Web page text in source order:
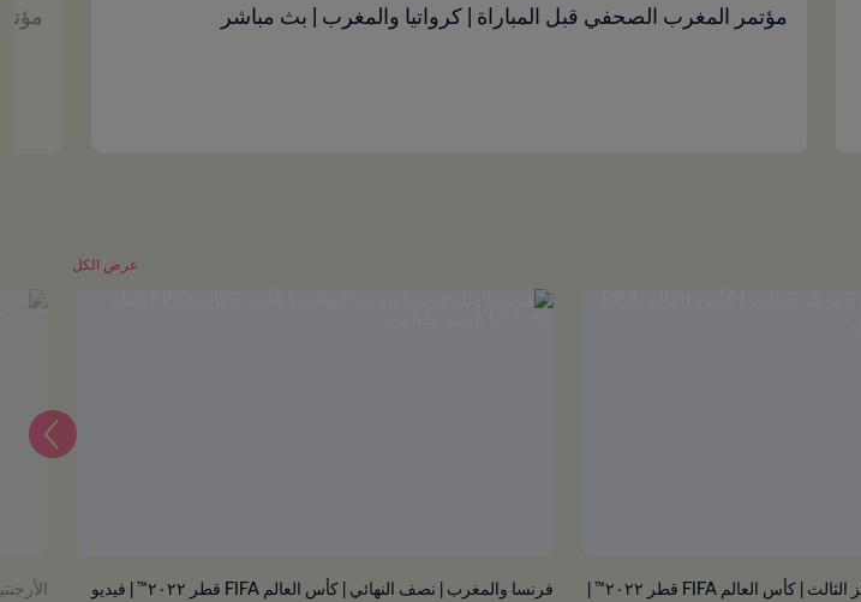
مؤتمر المغرب الصحفي قبل المباراة | كرواتيا والمغرب | بث مباشر
عرض الكل
كرواتيا والمغرب | تحديد المركز الثالث | كأس العالم FIFA قطر ٢٠٢٢™ |
فرنسا والمغرب | نصف النهائي | كأس العالم FIFA قطر ٢٠٢٢™ | فيديو
التالي